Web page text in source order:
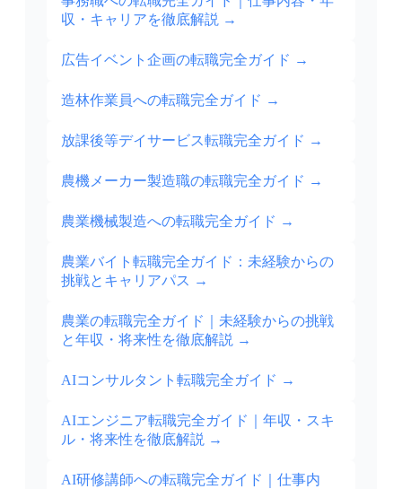
収・キャリアを徹底解説 →
広告イベント企画の転職完全ガイド →
造林作業員への転職完全ガイド →
放課後等デイサービス転職完全ガイド →
農機メーカー製造職の転職完全ガイド →
農業機械製造への転職完全ガイド →
農業バイト転職完全ガイド：未経験からの
挑戦とキャリアパス →
農業の転職完全ガイド｜未経験からの挑戦
と年収・将来性を徹底解説 →
AIコンサルタント転職完全ガイド →
AIエンジニア転職完全ガイド｜年収・スキ
ル・将来性を徹底解説 →
AI研修講師への転職完全ガイド｜仕事内